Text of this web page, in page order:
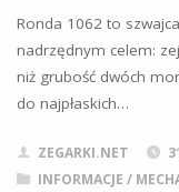
DANE
Ronda 1062 to
nadrzędnym celem:
niż grubość dwóch
do najpłaskich…
ZEGARKI.NET
INFORMACJE /